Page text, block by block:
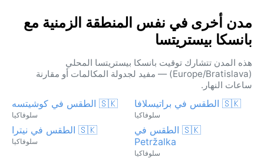
مدن أخرى في نفس المنطقة الزمنية مع
بانسكا بيستريتسا
هذه المدن تتشارك توقيت بانسكا بيستريتسا المحلي
(Europe/Bratislava) — مفيد لجدولة المكالمات أو مقارنة
ساعات النهار.
🇸🇰 الطقس في براتيسلافا
سلوفاكيا
🇸🇰 الطقس في كوشيتسه
سلوفاكيا
🇸🇰 الطقس في
Petržalka
سلوفاكيا
🇸🇰 الطقس في نيترا
سلوفاكيا